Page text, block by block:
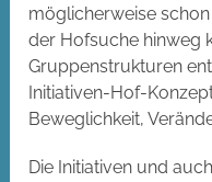
möglicherweise
der Hofsuche hinweg
Gruppenstrukturen
Initiativen-Hof-
Beweglichkeit,
Die Initiativen und